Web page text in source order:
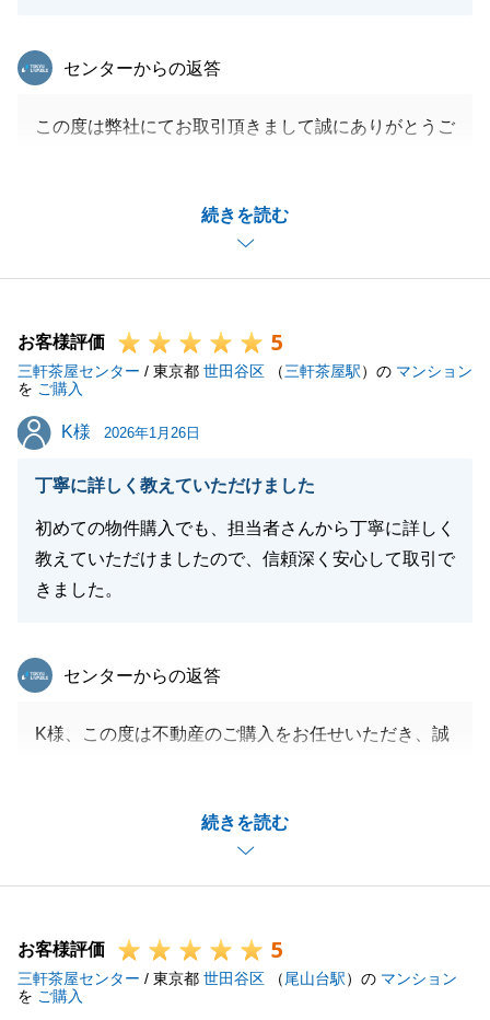
続きを読む
東急リバブル
センターからの返答
この度は弊社にてお取引頂きまして誠にありがとうご
合的にサポートさせて頂く形となりましたが、無事に
ご購入頂けて本当に良かったです。
引き続きお手伝いできることがあればどんなことでも
お客様評価 5
三軒茶屋センター / 東京都 世田谷区 （三軒茶屋駅）の マンション
を ご購入
K様
K様 2026年1月26日
丁寧に詳しく教えていただけました
初めての物件購入でも、担当者さんから丁寧に詳しく
教えていただけましたので、信頼深く安心して取引で
きました。
続きを読む
東急リバブル
センターからの返答
K様、この度は不動産のご購入をお任せいただき、誠
事お引渡しまで進めることができ、私自身も大変嬉し
ローンのお手続きや日程調整等、多くのご協力をいた
今後も何か不動産に関するご相談がございましたら、
お気軽にご連絡いただければと思います。
今後ともどうぞよろしくお願い申し上げます。
お客様評価 5
三軒茶屋センター / 東京都 世田谷区 （尾山台駅）の マンション
を ご購入